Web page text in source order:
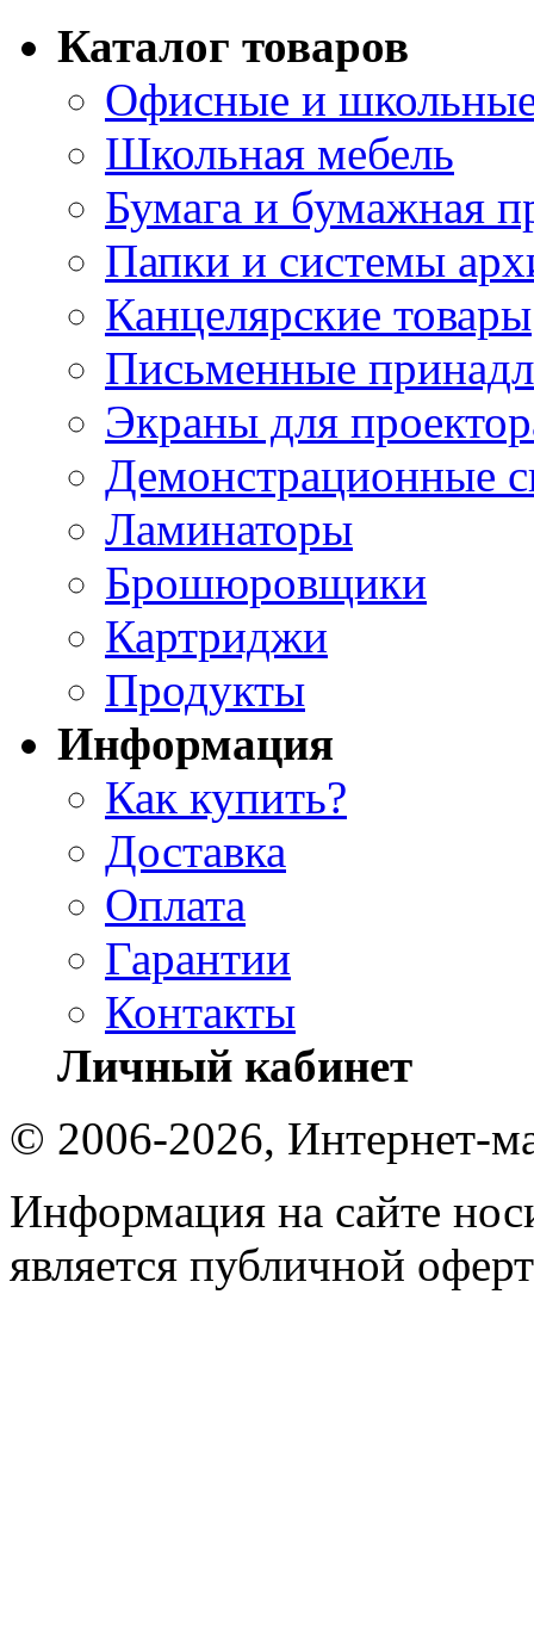
Каталог товаров
Офисные и
Школьная мебель
Бумага и бумажная
Папки и системы
Канцелярские товары
Письменные
Экраны для
Демонстрационные
Ламинаторы
Брошюровщики
Картриджи
Продукты
Информация
Как купить?
Доставка
Оплата
Гарантии
Контакты
Личный кабинет
© 2006-2026, Интернет-
Информация на сайте
является публичной